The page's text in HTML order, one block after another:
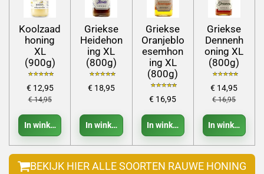
Koolzaad
honing
XL
(900g)
€ 12,95
€ 14,95
In winkelwagen
Griekse
Heidehon
ing XL
(800g)
€ 18,95
In winkelwagen
Griekse
Oranjeblo
esemhon
ing XL
(800g)
€ 16,95
In winkelwagen
Griekse
Dennenh
oning XL
(800g)
€ 14,95
€ 16,95
In
BEKIJK HIER ALLE SOORTEN RAUWE HONING